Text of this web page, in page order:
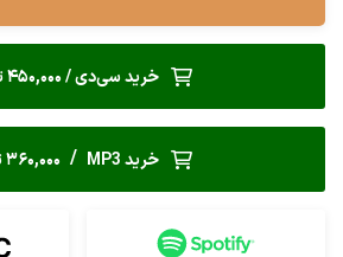
خرید سی‌دی / 450,000 تومان
خرید MP3 / 360,000 تومان